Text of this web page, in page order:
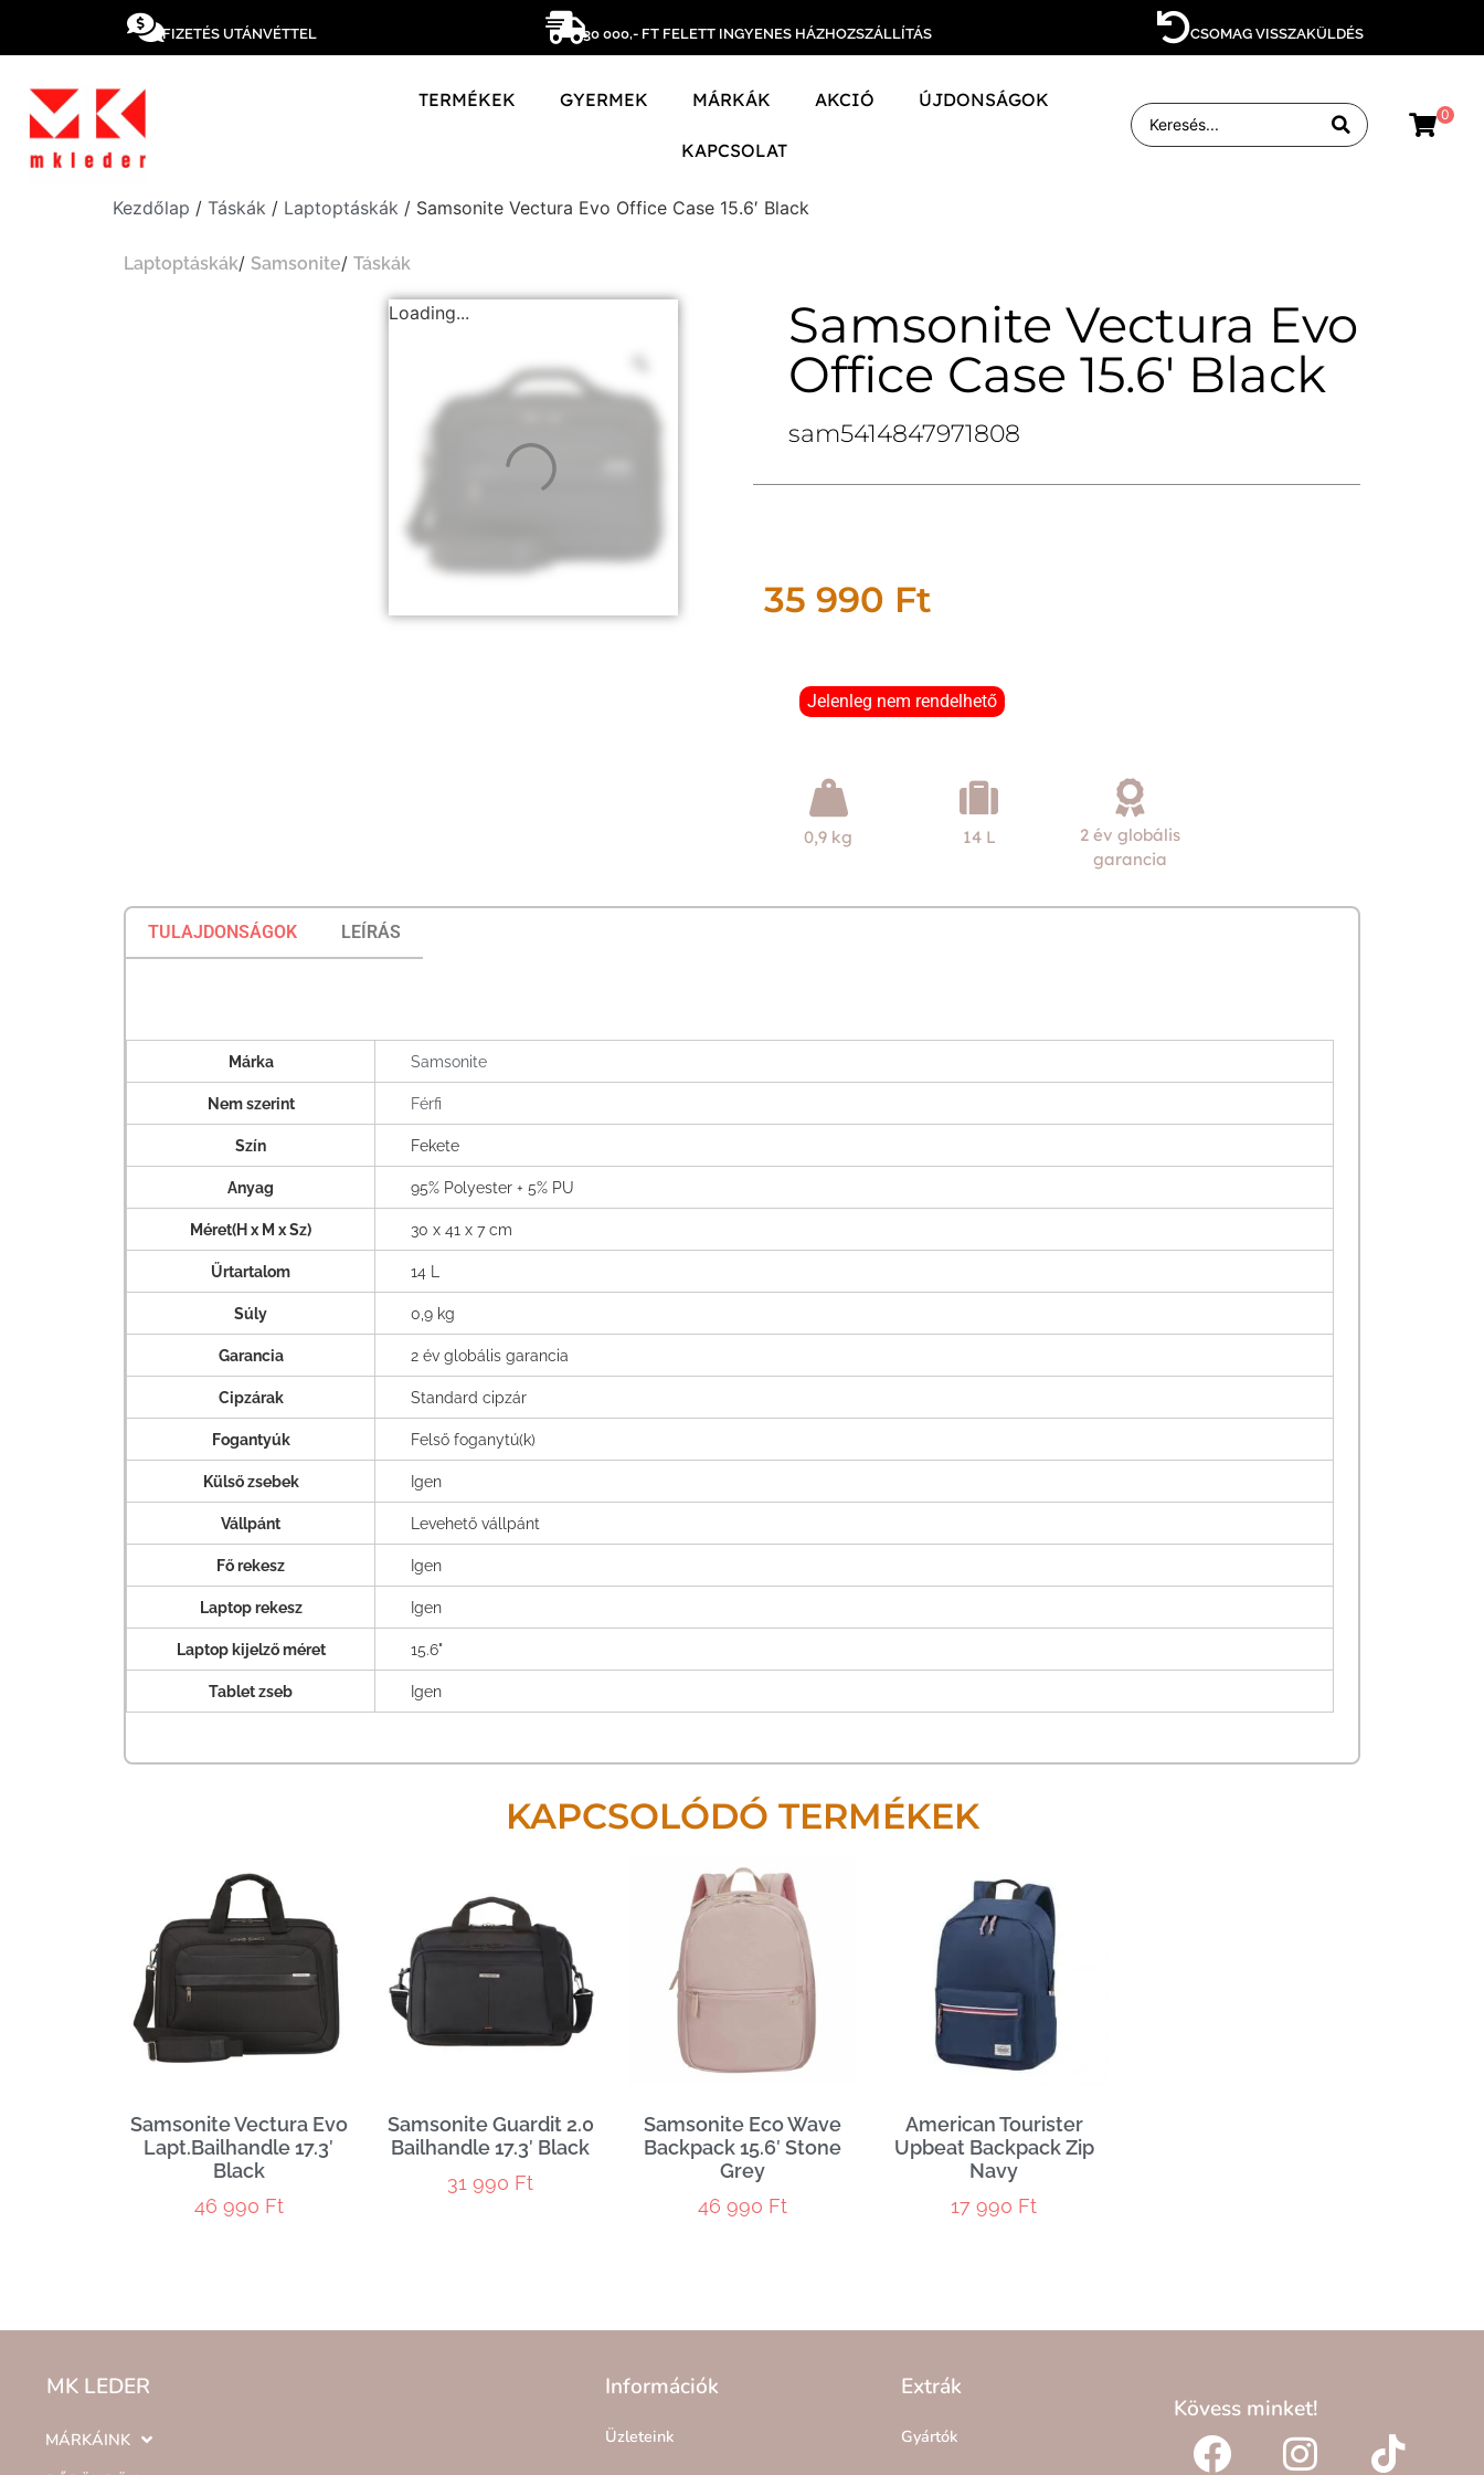
FIZETÉS UTÁNVÉTTEL 30 000,- FT FELETT INGYENES HÁZHOZSZÁLLÍTÁS CSOMAG VISSZAKÜLDÉS
TERMÉKEK GYERMEK MÁRKÁK AKCIÓ ÚJDONSÁGOK
KAPCSOLAT
0
Kezdőlap / Táskák / Laptoptáskák / Samsonite Vectura Evo Office Case 15.6′ Black
Laptoptáskák/ Samsonite/ Táskák
Loading...
Samsonite Vectura Evo
Office Case 15.6′ Black
sam5414847971808
35 990 Ft
Jelenleg nem rendelhető
0,9 kg 14 L
2 év globális
garancia
TULAJDONSÁGOK LEÍRÁS
Márka Samsonite
Nem szerint Férfi
Szín Fekete
Anyag 95% Polyester + 5% PU
Méret(H x M x Sz) 30 x 41 x 7 cm
Űrtartalom 14 L
Súly 0,9 kg
Garancia 2 év globális garancia
Cipzárak Standard cipzár
Fogantyúk Felső foganytú(k)
Külső zsebek Igen
Vállpánt Levehető vállpánt
Fő rekesz Igen
Laptop rekesz Igen
Laptop kijelző méret 15.6"
Tablet zseb Igen
KAPCSOLÓDÓ TERMÉKEK
Samsonite Vectura Evo
Lapt.Bailhandle 17.3′
Black
46 990 Ft
Samsonite Guardit 2.0
Bailhandle 17.3′ Black
31 990 Ft
Samsonite Eco Wave
Backpack 15.6′ Stone
Grey
46 990 Ft
American Tourister
Upbeat Backpack Zip
Navy
17 990 Ft
MK LEDER
MÁRKÁINK
Információk
Üzleteink
Extrák
Gyártók
Kövess minket!